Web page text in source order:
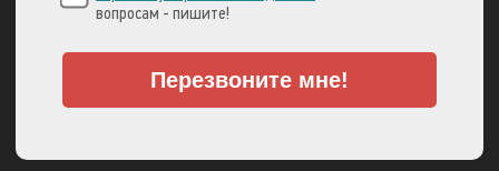
вопросам - пишите!
Перезвоните мне!